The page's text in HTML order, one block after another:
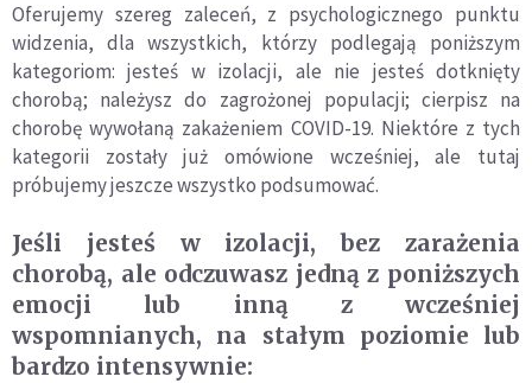
Oferujemy szereg zaleceń, z psychologicznego punktu
widzenia, dla wszystkich, którzy podlegają poniższym
kategoriom: jesteś w izolacji, ale nie jesteś dotknięty
chorobą; należysz do zagrożonej populacji; cierpisz na
chorobę wywołaną zakażeniem COVID-19. Niektóre z tych
kategorii zostały już omówione wcześniej, ale tutaj
próbujemy jeszcze wszystko podsumować.
Jeśli jesteś w izolacji, bez zarażenia
chorobą, ale odczuwasz jedną z poniższych
emocji lub inną z wcześniej
wspomnianych, na stałym poziomie lub
bardzo intensywnie: